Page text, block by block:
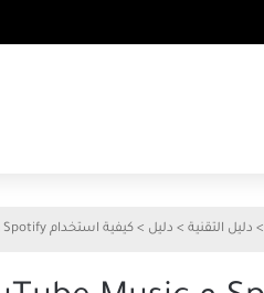
> دليل التقنية > دليل > كيفية استخدام Spotify و YouTube Music و Apple Music و Pandora كمنبه